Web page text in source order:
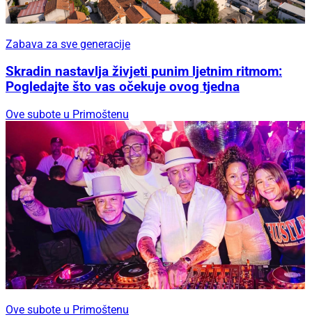
Zabava za sve generacije
Skradin nastavlja živjeti punim ljetnim ritmom:
Pogledajte što vas očekuje ovog tjedna
Ove subote u Primoštenu
Ove subote u Primoštenu